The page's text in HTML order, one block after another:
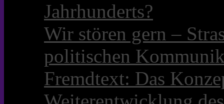
Jahrhunderts?
Wir stören gern –
politischen
Fremdtext: Das